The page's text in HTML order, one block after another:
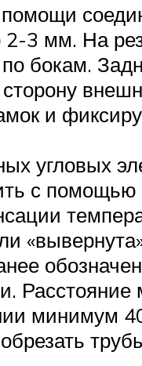
3 мм. На
бокам.
и
угловых
с
минимум